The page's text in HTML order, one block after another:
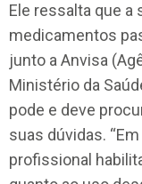
Ele ressalta que
medicamentos
junto a Anvisa
Ministério da
pode e deve
suas dúvidas.
profissional